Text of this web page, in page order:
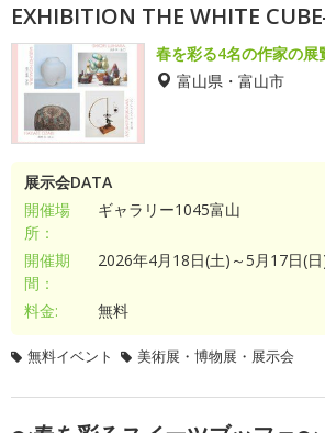
EXHIBITION THE WHITE
春を彩る4名の作家の展
富山県・富山市
展示会DATA
開催場
所：
ギャラリー1045富山
開催期
間：
2026年4月18日(土)～5月17日(
料金: 無料
無料イベント 美術展・博物展・展示会